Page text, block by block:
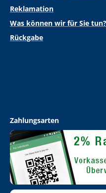
Reklamation
Was können wir für Sie tun?
Rückgabe
Zahlungsarten